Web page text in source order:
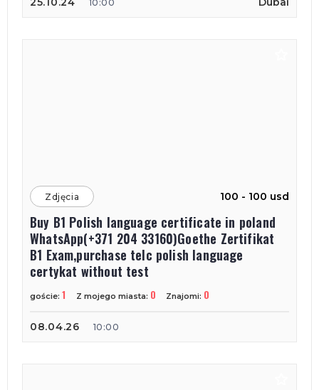
10:00
Zdjęcia 100 - 100 usd
Buy B1 Polish language certificate in poland
WhatsApp(+371 204 33160)Goethe Zertifikat
B1 Exam,purchase telc polish language
certykat without test
goście: 1 Z mojego miasta: 0 Znajomi: 0
08.04.26 10:00